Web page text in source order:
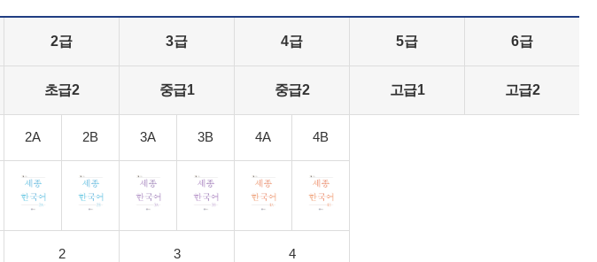
2급 3급 4급 5급 6급
초급2 중급1 중급2 고급1 고급2
2A 2B 3A 3B 4A 4B
2 3 4